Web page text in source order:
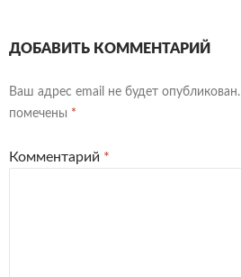
ДОБАВИТЬ КОММЕНТАРИЙ
Ваш адрес email не будет опубликован.
помечены *
Комментарий *